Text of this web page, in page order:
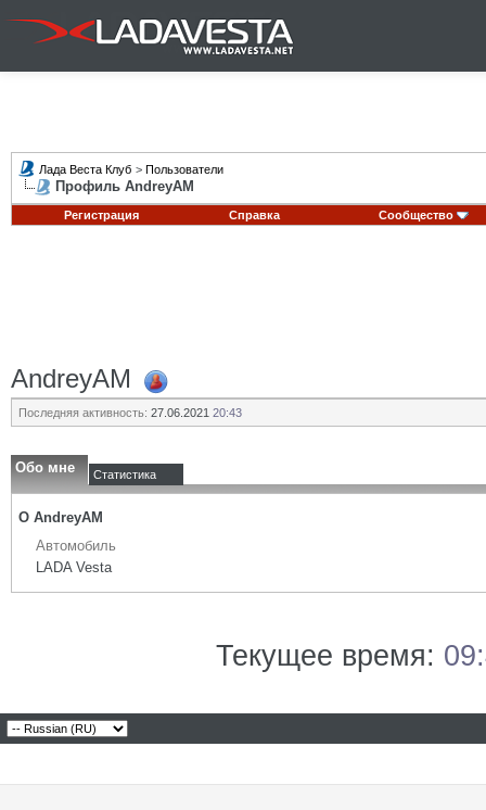
Лада Веста Клуб > Пользователи
Профиль AndreyAM
Регистрация Справка Сообщество
AndreyAM
Последняя активность: 27.06.2021 20:43
Обо мне Статистика
О AndreyAM
Автомобиль
LADA Vesta
Текущее время: